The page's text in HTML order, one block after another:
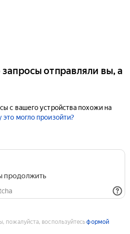
отправляли вы, а
с вашего устройства похожи на
это могло произойти?
продолжить
пожалуйста, воспользуйтесьформой